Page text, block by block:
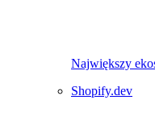
Największy
Shopify.dev